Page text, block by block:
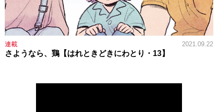
連載 2021.09.22
さようなら、鶏【はれときどきにわとり・13】